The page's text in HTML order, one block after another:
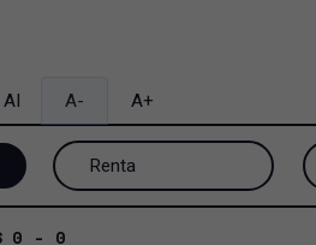
A- A+
Renta
0 - 0